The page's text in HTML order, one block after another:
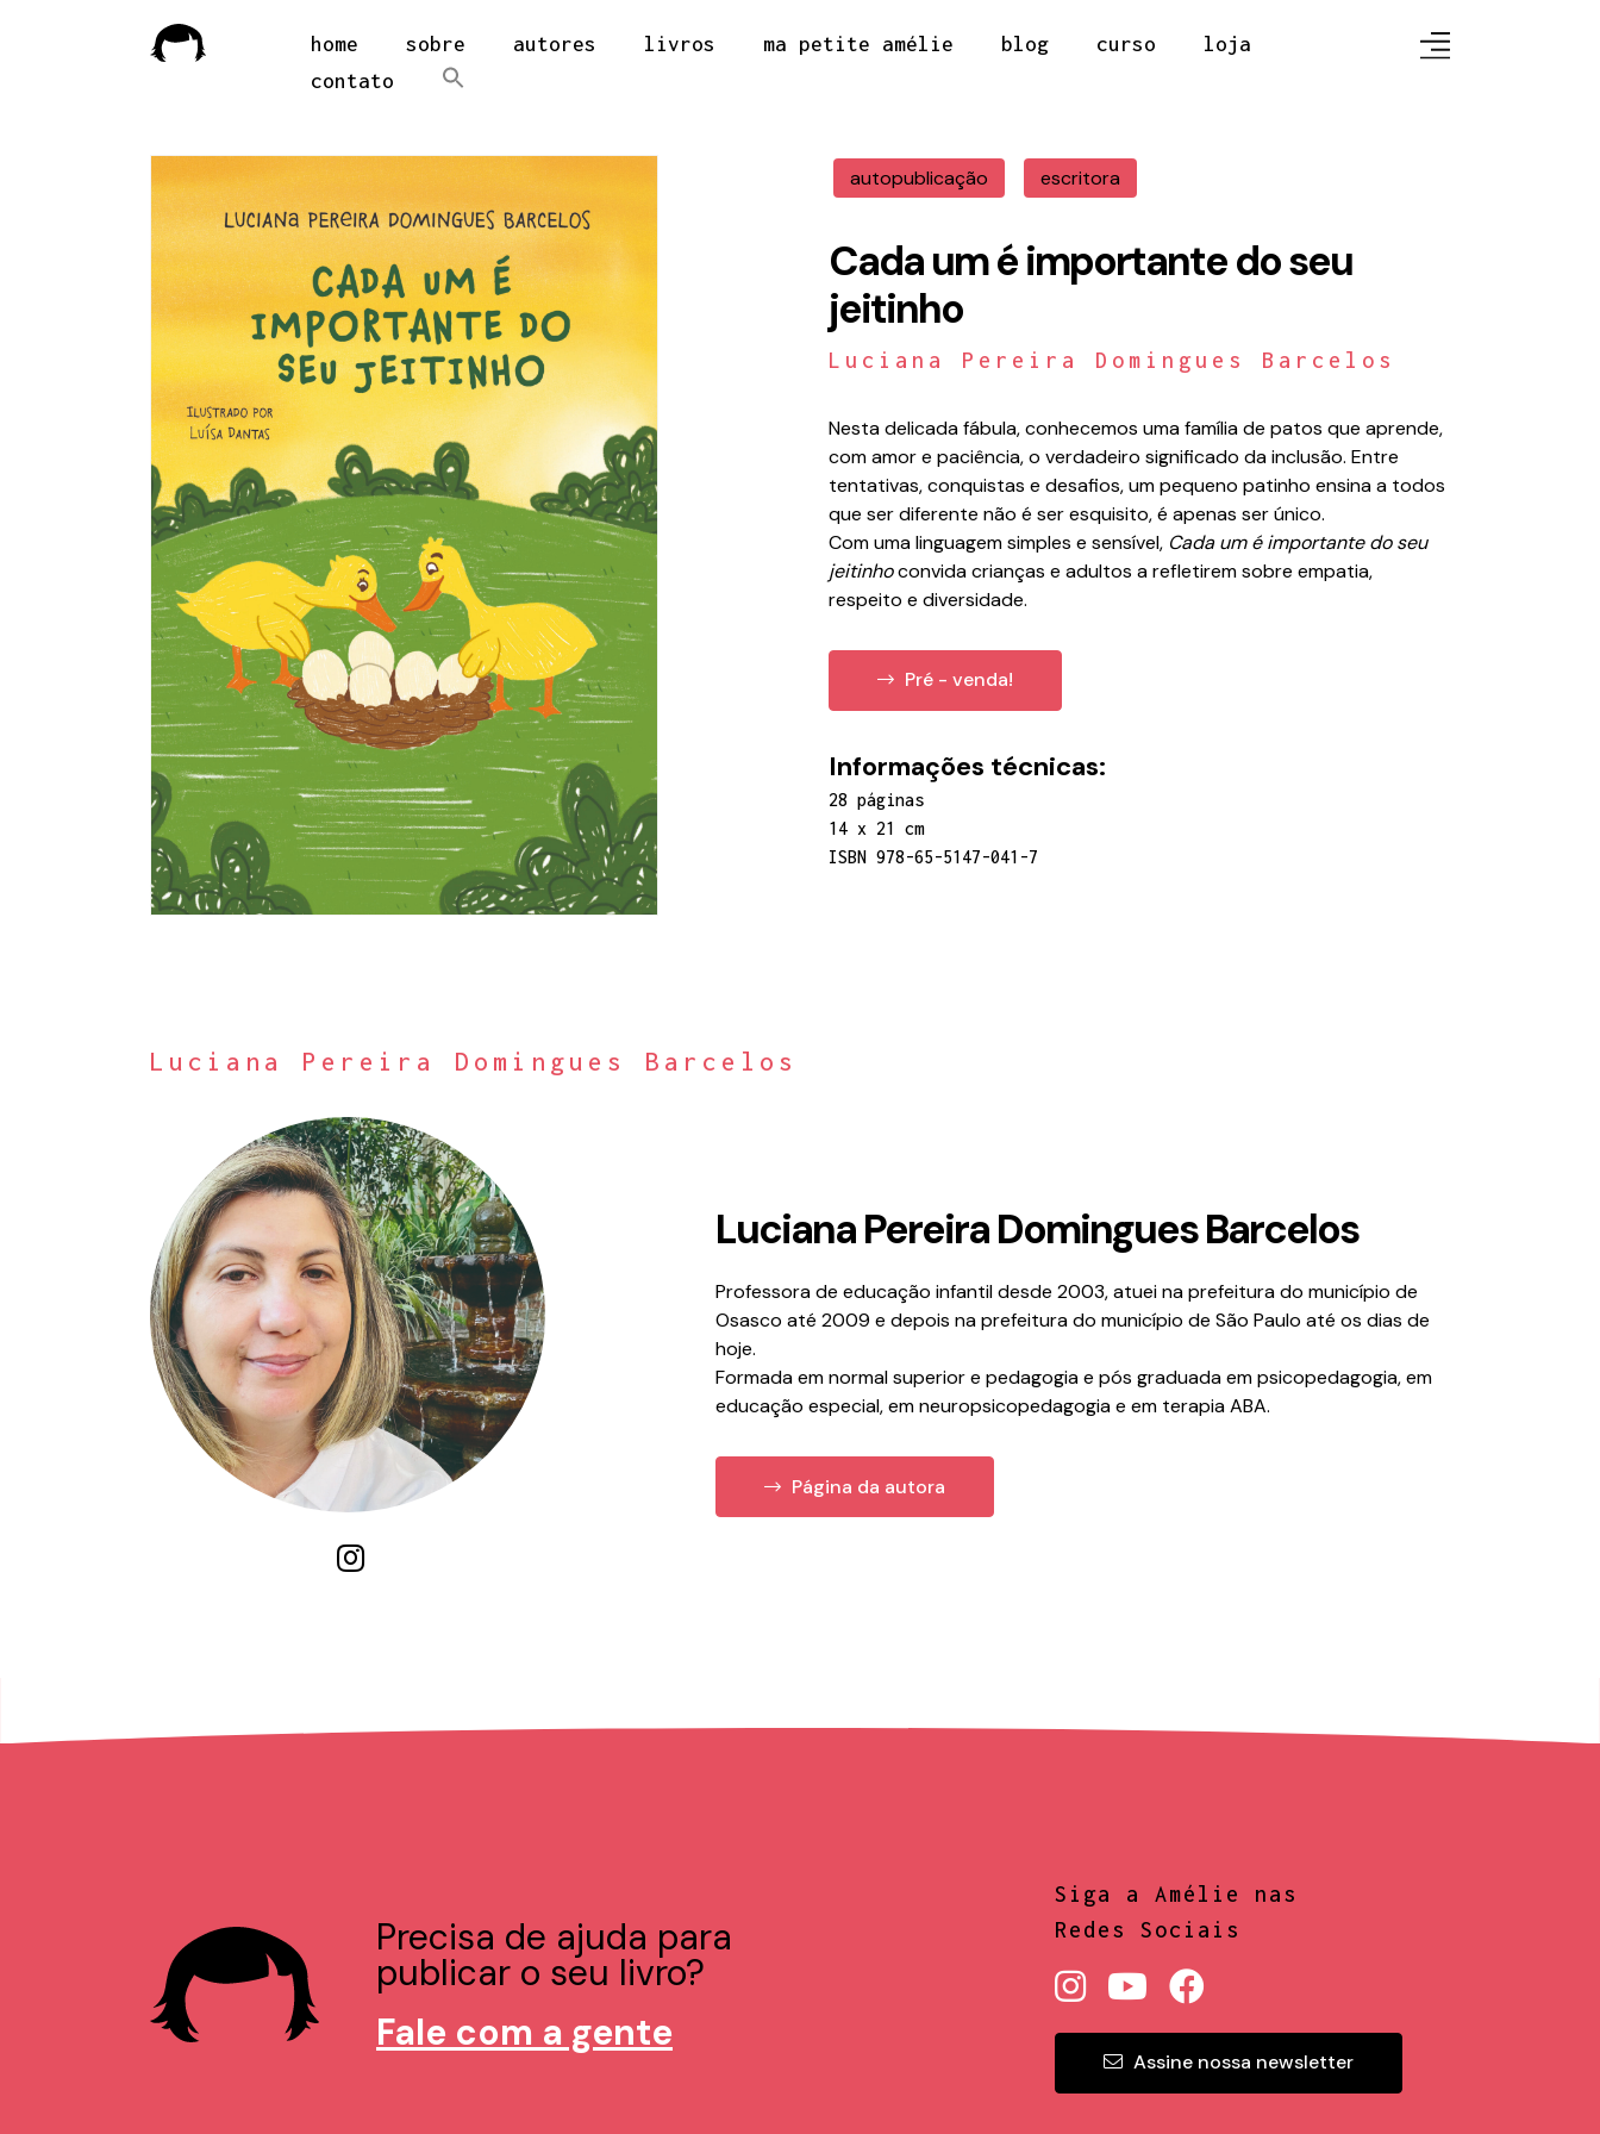
home sobre autores livros ma petite amélie blog curso
loja
contato
autopublicação escritora
Cada um é importante do seu
jeitinho
Luciana Pereira Domingues Barcelos
Nesta delicada fábula, conhecemos uma família de patos que aprende,
com amor e paciência, o verdadeiro significado da inclusão. Entre
tentativas, conquistas e desafios, um pequeno patinho ensina a todos
que ser diferente não é ser esquisito, é apenas ser único.
Com uma linguagem simples e sensível, Cada um é importante do seu
jeitinhoconvida crianças e adultos a refletirem sobre empatia,
respeito e diversidade.
Pré - venda!
Informações técnicas:
28 páginas
14 x 21 cm
ISBN 978-65-5147-041-7
Luciana Pereira Domingues Barcelos
Luciana Pereira Domingues Barcelos
Professora de educação infantil desde 2003, atuei na prefeitura do município de
Osasco até 2009 e depois na prefeitura do município de São Paulo até os dias de
hoje.
Formada em normal superior e pedagogia e pós graduada em psicopedagogia, em
educação especial, em neuropsicopedagogia e em terapia ABA.
Página da autora
Precisa de ajuda para
publicar o seu livro?
Fale com a gente
Siga a Amélie nas
Redes Sociais
Assine nossa newsletter